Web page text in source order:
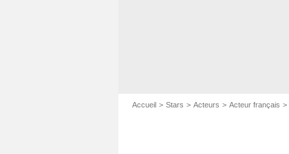
Accueil Stars Acteurs Acteur français